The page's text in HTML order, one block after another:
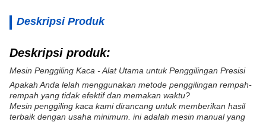
Deskripsi Produk
Deskripsi produk:
Mesin Penggiling Kaca - Alat Utama untuk Penggilingan Presisi
Apakah Anda lelah menggunakan metode penggilingan rempah-
rempah yang tidak efektif dan memakan waktu?
Mesin penggiling kaca kami dirancang untuk memberikan hasil
terbaik dengan usaha minimum. ini adalah mesin manual yang